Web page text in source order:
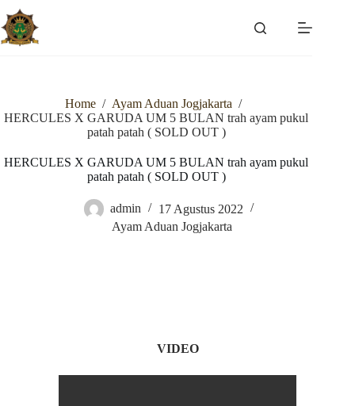
Skip
to
content
Home / Ayam Aduan Jogjakarta /
HERCULES X GARUDA UM 5 BULAN trah ayam pukul
patah patah ( SOLD OUT )
HERCULES X GARUDA UM 5 BULAN trah ayam pukul
patah patah ( SOLD OUT )
admin
17 Agustus 2022
Ayam Aduan Jogjakarta
VIDEO